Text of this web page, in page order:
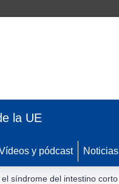
la UE
y pódcast Noticias
síndrome del intestino corto